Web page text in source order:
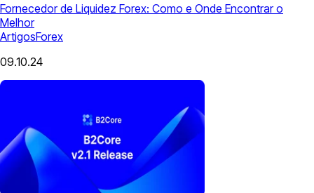
Fornecedor de Liquidez Forex: Como e Onde Encontrar o
Melhor
ArtigosForex
09.10.24